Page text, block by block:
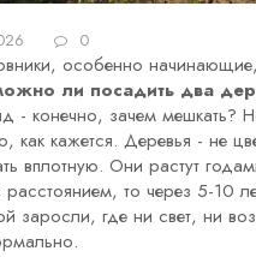
0
особенно
ли посадить два
- конечно, зачем мешкать?
как кажется. Деревья - не
вплотную. Они растут
то через 5-10
заросли, где ни свет, ни